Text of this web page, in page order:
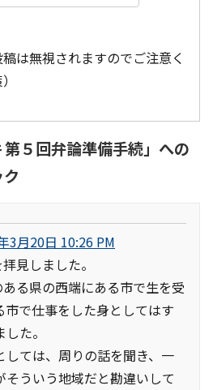
は無視されますのでご注意く
５回弁論準備手続」への
3月20日 10:26 PM
見しました。
る県の西端にある市で生を受
市で仕事をした身としてはす
た。
しては、周りの話を聞き、一
そういう地域だと勘違いして